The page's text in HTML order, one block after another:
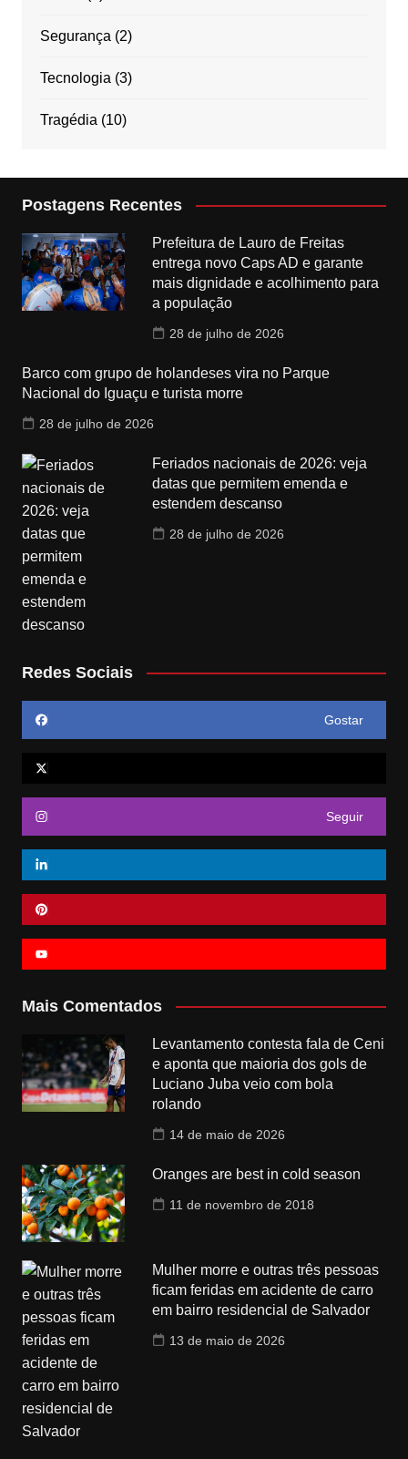
Segurança (2)
Tecnologia (3)
Tragédia (10)
Postagens Recentes
Prefeitura de Lauro de Freitas
entrega novo Caps AD e garante
mais dignidade e acolhimento para
a população
28 de julho de 2026
Barco com grupo de holandeses vira no Parque
Nacional do Iguaçu e turista morre
28 de julho de 2026
Feriados nacionais de 2026: veja
datas que permitem emenda e
estendem descanso
28 de julho de 2026
Redes Sociais
Gostar
Seguir
Mais Comentados
Levantamento contesta fala de Ceni
e aponta que maioria dos gols de
Luciano Juba veio com bola
rolando
14 de maio de 2026
Oranges are best in cold season
11 de novembro de 2018
Mulher morre e outras três pessoas
ficam feridas em acidente de carro
em bairro residencial de Salvador
13 de maio de 2026